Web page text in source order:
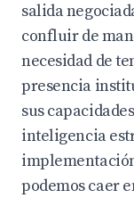
salida
confluir de
necesidad de
presencia
sus
inteligencia
podemos caer